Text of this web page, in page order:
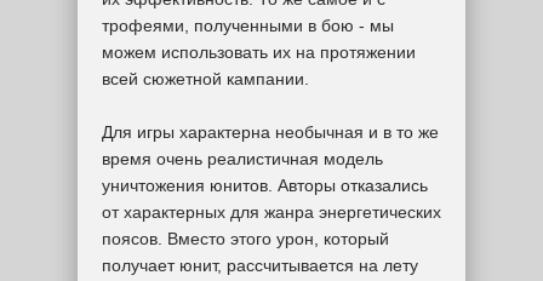
трофеями, полученными в бою - мы
можем использовать их на протяжении
всей сюжетной кампании.
Для игры характерна необычная и в то же
время очень реалистичная модель
уничтожения юнитов. Авторы отказались
от характерных для жанра энергетических
поясов. Вместо этого урон, который
получает юнит, рассчитывается на лету